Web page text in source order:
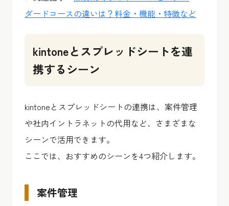
ダードコースの違いは？料金・機能・特徴など
kintoneとスプレッドシートを連
携するシーン
kintoneとスプレッドシートの連携は、案件管理
や社内イントラネットの代用など、さまざまな
シーンで活用できます。
ここでは、おすすめのシーンを4つ紹介します。
案件管理